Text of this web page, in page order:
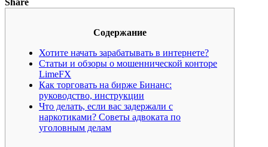
Содержание
Хотите начать зарабатывать в интернете?
Статьи и обзоры о мошеннической конторе
LimeFX
Как торговать на бирже Бинанс:
руководство, инструкции
Что делать, если вас задержали с
наркотиками? Советы адвоката по
уголовным делам